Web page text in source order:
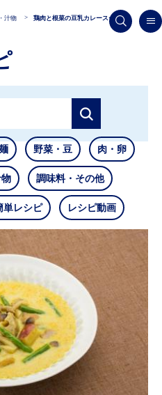
汁物 鶏肉と根菜の豆乳カレースープ
野菜・豆 肉・卵
調味料・その他
単レシピ レシピ動画